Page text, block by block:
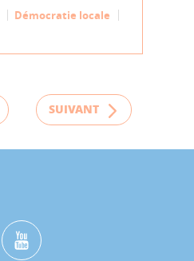
Démocratie locale
SUIVANT